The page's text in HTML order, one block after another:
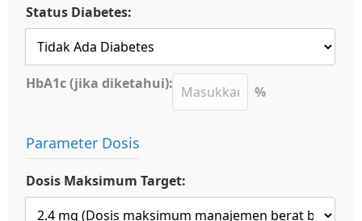
Status Diabetes:
HbA1c (jika diketahui): %
Parameter Dosis
Dosis Maksimum Target: